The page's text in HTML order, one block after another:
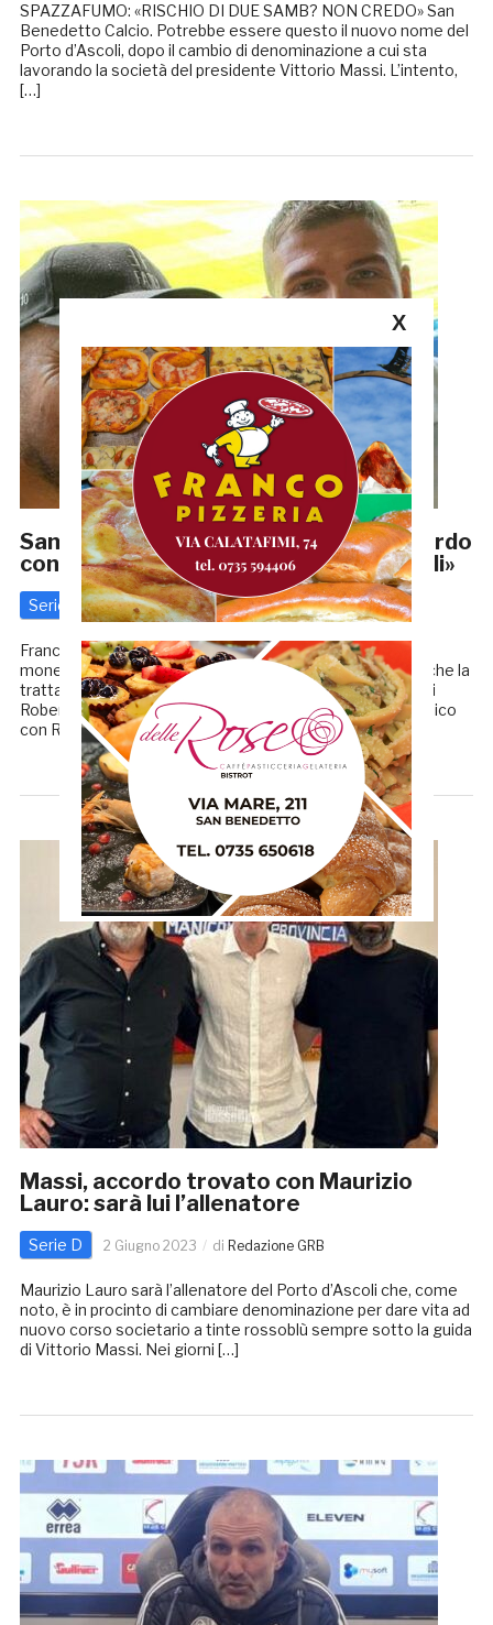
SPAZZAFUMO: «RISCHIO DI DUE SAMB? NON CREDO» San
Benedetto Calcio. Potrebbe essere questo il nuovo nome del
Porto d’Ascoli, dopo il cambio di denominazione a cui sta
lavorando la società del presidente Vittorio Massi. L’intento,
[…]
Samb, Francesco Angelini: «Ho un accordo
con Renzi, mancano solo alcuni dettagli»
Serie D 5 Giugno 2023 diRedazione GRB
Francesco Angelini esce allo scoperto. L’imprenditore
monegasco, con origini di Montedinove, ha confermato che la
trattativa per l’acquisizione della A.S. Sambenedettese di
Roberto Renzi sarebbe a buon punto. «L’accordo economico
con Renzi è stato raggiunto […]
Massi, accordo trovato con Maurizio
Lauro: sarà lui l’allenatore
Serie D 2 Giugno 2023 di Redazione GRB
Maurizio Lauro sarà l’allenatore del Porto d’Ascoli che, come
noto, è in procinto di cambiare denominazione per dare vita ad
nuovo corso societario a tinte rossoblù sempre sotto la guida
di Vittorio Massi. Nei giorni […]
X